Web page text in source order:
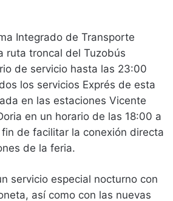
Integrado de Transporte
ruta troncal del Tuzobús
de servicio hasta las 23:00
los servicios Exprés de esta
en las estaciones Vicente
en un horario de las 18:00 a
de facilitar la conexión directa
de la feria.
servicio especial nocturno con
así como con las nuevas